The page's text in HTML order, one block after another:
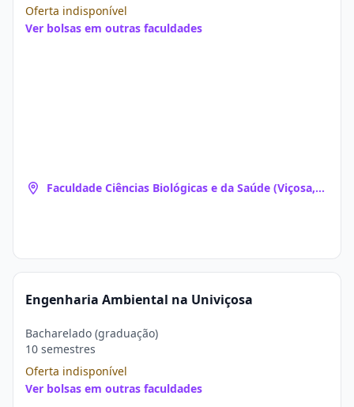
Oferta indisponível
Ver bolsas em outras faculdades
Faculdade Ciências Biológicas e da Saúde (Viçosa,
Engenharia Ambiental na Univiçosa
Bacharelado (graduação)
10 semestres
Oferta indisponível
Ver bolsas em outras faculdades